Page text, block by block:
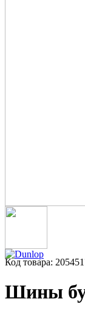
Код товара:
Шины бу